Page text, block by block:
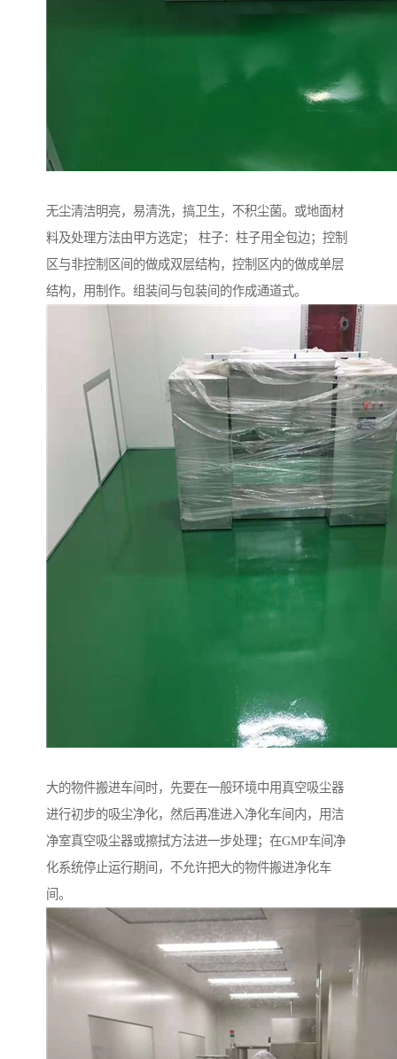
无尘清洁明亮，易清洗，搞卫生，不积尘菌。或地面材
料及处理方法由甲方选定； 柱子：柱子用全包边；控制
区与非控制区间的做成双层结构，控制区内的做成单层
结构，用制作。组装间与包装间的作成通道式。
大的物件搬进车间时，先要在一般环境中用真空吸尘器
进行初步的吸尘净化，然后再准进入净化车间内，用洁
净室真空吸尘器或擦拭方法进一步处理；在GMP车间净
化系统停止运行期间，不允许把大的物件搬进净化车
间。